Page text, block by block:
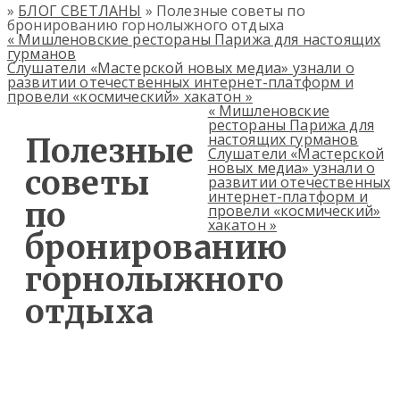
» БЛОГ СВЕТЛАНЫ » Полезные советы по
бронированию горнолыжного отдыха
«Мишленовские рестораны Парижа для настоящих
гурманов
Слушатели «Мастерской новых медиа» узнали о
развитии отечественных интернет-платформ и
провели «космический» хакатон »
Полезные
советы
по
бронированию
горнолыжного
отдыха
«Мишленовские
рестораны Парижа для
настоящих гурманов
Слушатели «Мастерской
новых медиа» узнали о
развитии отечественных
интернет-платформ и
провели «космический»
хакатон »